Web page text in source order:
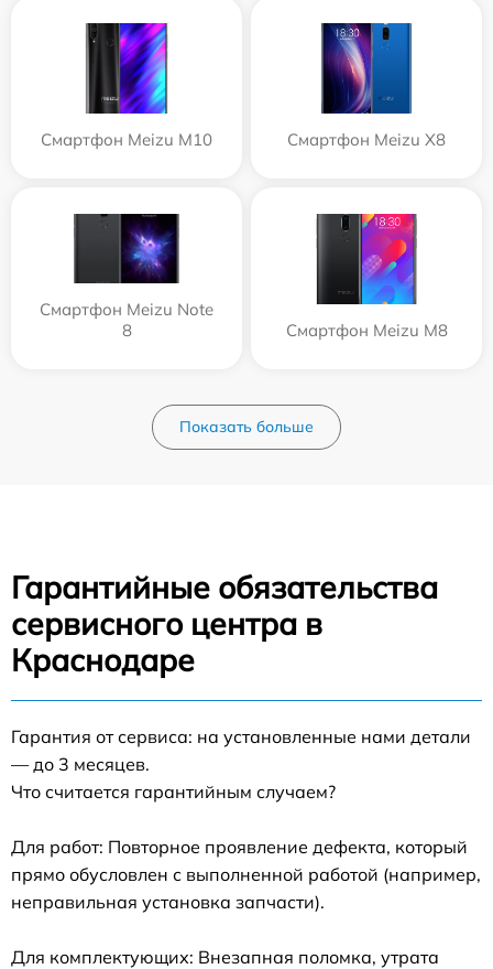
Смартфон Meizu M10 Смартфон Meizu X8
Смартфон Meizu Note
8
Смартфон Meizu M8
Показать больше
Гарантийные обязательства
сервисного центра в
Краснодаре
Гарантия от сервиса: на установленные нами детали
— до 3 месяцев.
Что считается гарантийным случаем?
Для работ: Повторное проявление дефекта, который
прямо обусловлен с выполненной работой (например,
неправильная установка запчасти).
Для комплектующих: Внезапная поломка, утрата